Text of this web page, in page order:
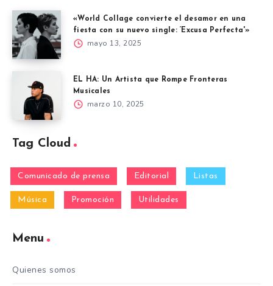
«World Collage convierte el desamor en una
fiesta con su nuevo single: ‘Excusa Perfecta'»
mayo 13, 2025
EL HA: Un Artista que Rompe Fronteras
Musicales
marzo 10, 2025
Tag Cloud
Comunicado de prensa Editorial Listas
Música Promoción Utilidades
Menu
Quienes somos